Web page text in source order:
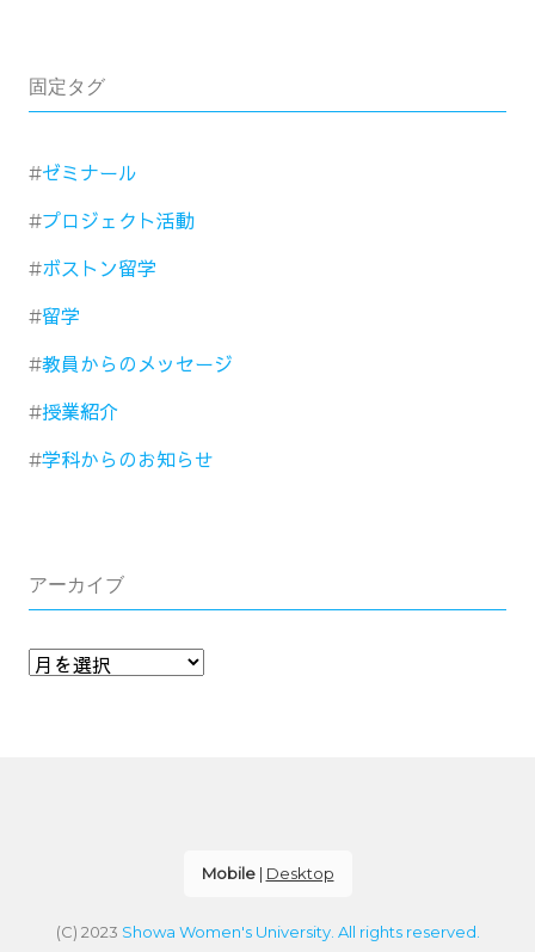
固定タグ
ゼミナール
プロジェクト活動
ボストン留学
留学
教員からのメッセージ
授業紹介
学科からのお知らせ
アーカイブ
Mobile| Desktop
(C) 2023 Showa Women's University. All rights reserved.